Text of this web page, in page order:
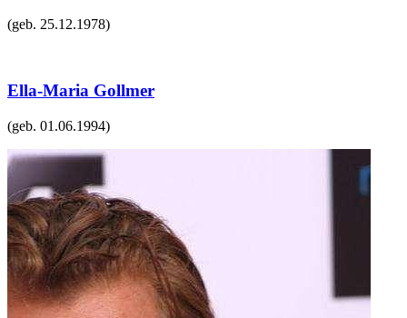
(geb. 25.12.1978)
Ella-Maria Gollmer
(geb. 01.06.1994)